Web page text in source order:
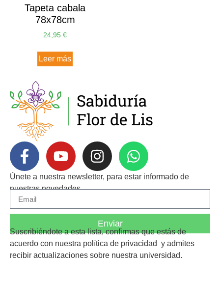
Tapeta cabala
78x78cm
24,95 €
Leer más
Únete a nuestra newsletter, para estar informado de
nuestras novedades.
Enviar
Suscribiéndote a esta lista, confirmas que estás de
acuerdo con nuestra política de privacidad y admites
recibir actualizaciones sobre nuestra universidad.